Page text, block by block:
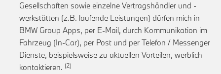
Gesellschaften sowie einzelne Vertragshändler und -
werkstätten (z.B. laufende Leistungen) dürfen mich in
BMW Group Apps, per E-Mail, durch Kommunikation im
Fahrzeug (In-Car), per Post und per Telefon / Messenger
Dienste, beispielsweise zu aktuellen Vorteilen, werblich
kontaktieren. Link zur Fußnote: Einwilligung zur